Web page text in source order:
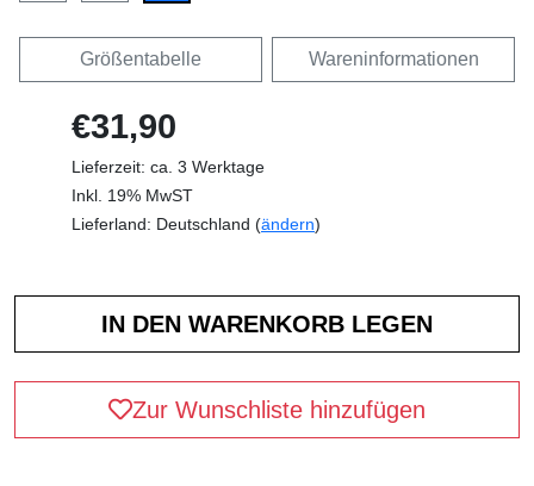
Größentabelle Wareninformationen
€31,90
Lieferzeit: ca. 3 Werktage
Inkl. 19% MwST
Lieferland: Deutschland (ändern)
Zur Wunschliste hinzufügen